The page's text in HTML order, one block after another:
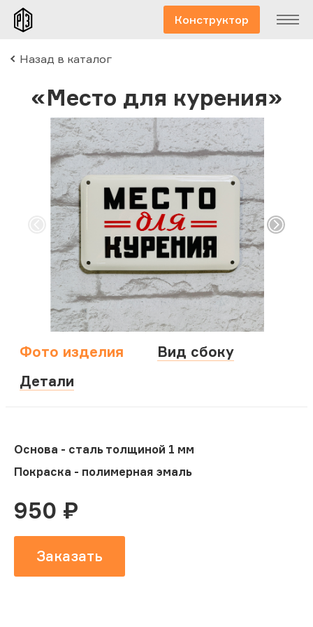
Конструктор
Назад в каталог
«Место для курения»
Фото изделия
Вид сбоку
Детали
Основа - сталь толщиной 1 мм
Покраска - полимерная эмаль
950 ₽
Заказать